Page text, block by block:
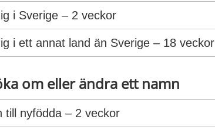
i Sverige – 2 veckor
i ett annat land än Sverige – 18 veckor
om eller ändra ett namn
till nyfödda – 2 veckor